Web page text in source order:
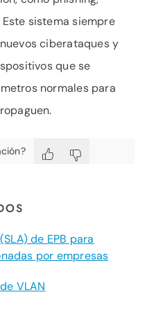
sistema siempre
ciberataques y
que se
normales para
de EPB para
por empresas
VLAN